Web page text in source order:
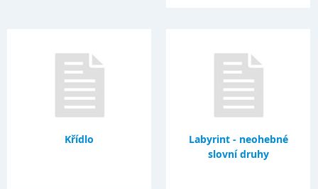
Křídlo
Labyrint - neohebné
slovní druhy